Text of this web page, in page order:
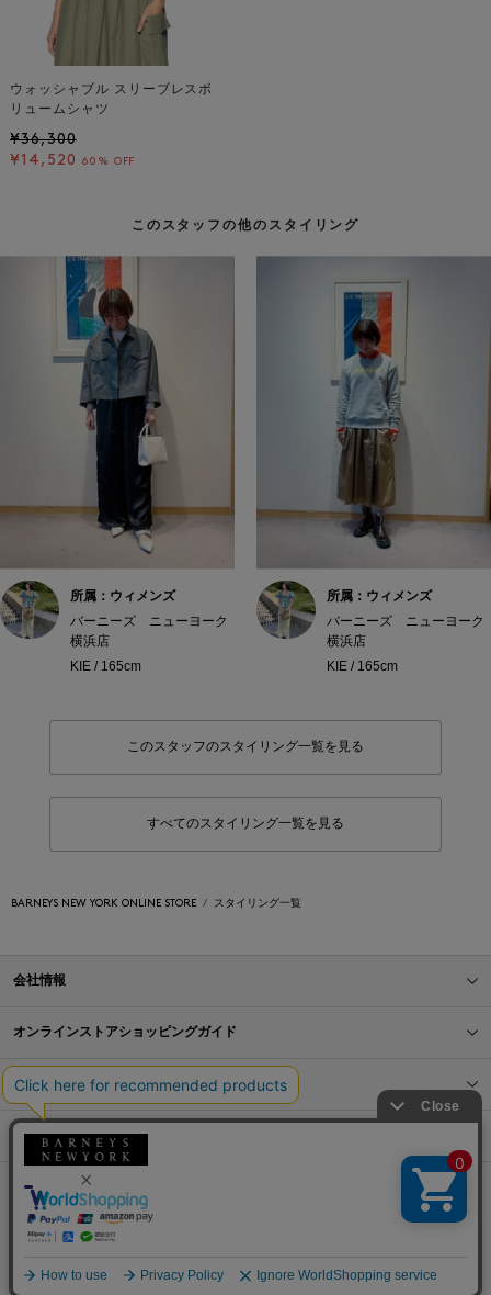
ウォッシャブル スリーブレスボ
リュームシャツ
¥36,300
¥14,520
60% OFF
このスタッフの他のスタイリング
所属：ウィメンズ
バーニーズ ニューヨーク
横浜店
KIE / 165cm
所属：ウィメンズ
バーニーズ ニューヨーク
横浜店
KIE / 165cm
このスタッフのスタイリング一覧を見る
すべてのスタイリング一覧を見る
BARNEYS NEW YORK ONLINE STORE スタイリング一覧
会社情報
オンラインストアショッピングガイド
店舗情報
サービス
Barneys Japan. all rights reserved.